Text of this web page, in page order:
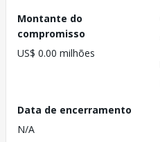
Montante do
compromisso
US$ 0.00 milhões
Data de encerramento
N/A